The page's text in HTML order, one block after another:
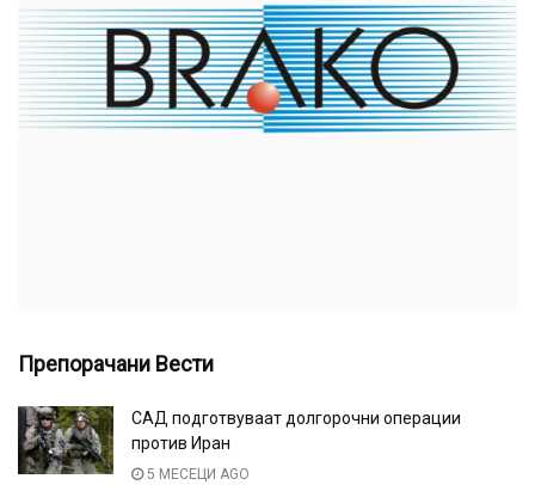
Препорачани Вести
САД подготвуваат долгорочни операции
против Иран
5 МЕСЕЦИ AGO